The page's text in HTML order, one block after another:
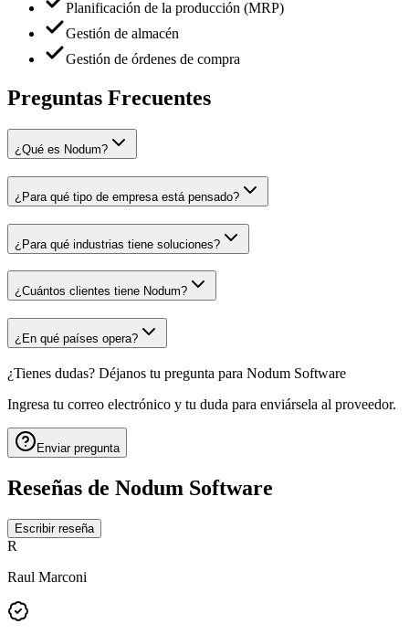
Planificación de la producción (MRP)
Gestión de almacén
Gestión de órdenes de compra
Preguntas Frecuentes
¿Qué es Nodum?
¿Para qué tipo de empresa está pensado?
¿Para qué industrias tiene soluciones?
¿Cuántos clientes tiene Nodum?
¿En qué países opera?
¿Tienes dudas? Déjanos tu pregunta para Nodum Software
Ingresa tu correo electrónico y tu duda para enviársela al proveedor.
Enviar pregunta
Reseñas de Nodum Software
Escribir reseña
R
Raul Marconi